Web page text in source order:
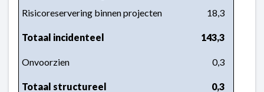
Risicoreservering binnen projecten
18,3
Totaal incidenteel 143,3
Onvoorzien 0,3
Totaal structureel 0,3